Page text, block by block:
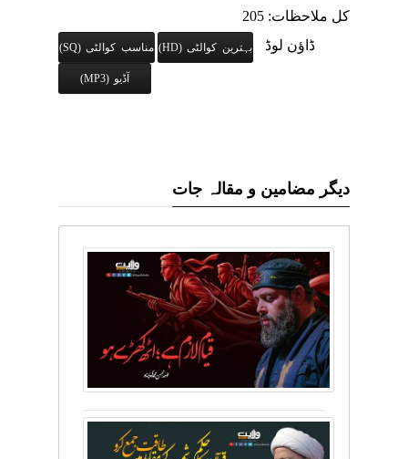
کل ملاحظات: 205
ڈاؤن لوڈ
بہترین کوالٹی (HD) مناسب کوالٹی (SQ)
آڈیو (MP3)
دیگر مضامین و مقالہ جات